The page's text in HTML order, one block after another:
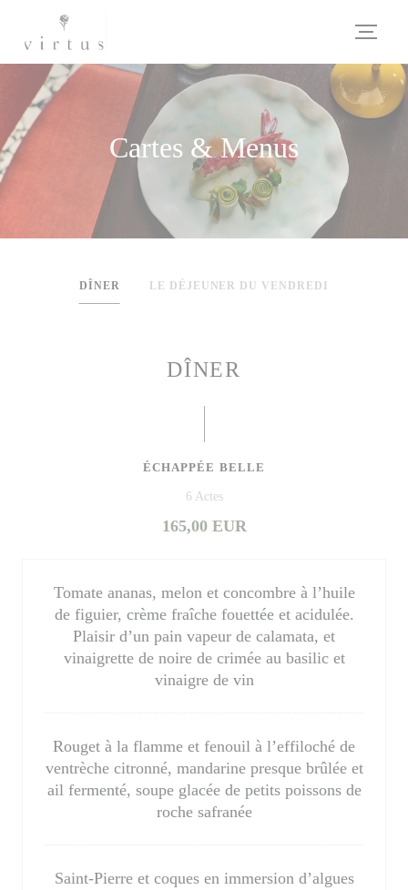
Cartes & Menus
DÎNER LE DÉJEUNER DU VENDREDI
DÎNER
ÉCHAPPÉE BELLE
6 Actes
165,00 EUR
Tomate ananas, melon et concombre à l’huile
de figuier, crème fraîche fouettée et acidulée.
Plaisir d’un pain vapeur de calamata, et
vinaigrette de noire de crimée au basilic et
vinaigre de vin
Rouget à la flamme et fenouil à l’effiloché de
ventrèche citronné, mandarine presque brûlée et
ail fermenté, soupe glacée de petits poissons de
roche safranée
Saint-Pierre et coques en immersion d’algues